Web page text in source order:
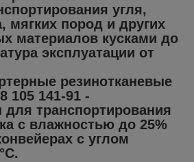
угля,
мягких пород и других
материалов кусками до
эксплуатации от
резинотканевые
105 141-91 -
транспортирования
с влажностью до 25%
с углом